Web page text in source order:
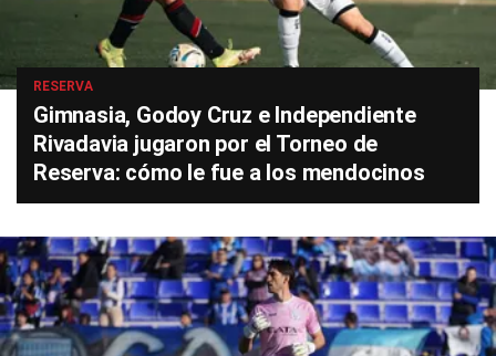
RESERVA
Gimnasia, Godoy Cruz e Independiente
Rivadavia jugaron por el Torneo de
Reserva: cómo le fue a los mendocinos